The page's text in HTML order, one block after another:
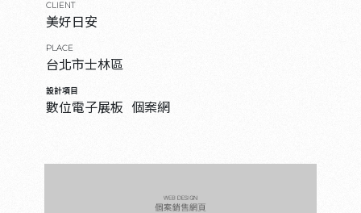
CLIENT
美好日安
PLACE
台北市士林區
設計項目
數位電子展板 個案網